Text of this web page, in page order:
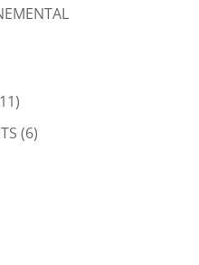
(6)